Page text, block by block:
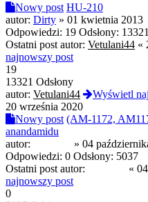
Nowy post HU-210
autor: Dirty » 01 kwietnia 2013
Odpowiedzi: 19 Odsłony: 13321
Ostatni post autor: Vetulani44 «
najnowszy post
19
13321 Odsłony
autor: Vetulani44
Wyświetl
20 września 2020
Nowy post (AM-1172,
anandamidu
autor:
» 04
Odpowiedzi: 0 Odsłony: 5037
Ostatni post autor:
«
najnowszy post
0